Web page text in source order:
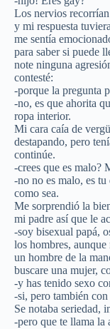
Los nervios
y mi respuesta
me sentía
para saber si puede
note ninguna
contesté:
-porque la pregunta
-no, es que ahorita
ropa interior.
Mi cara caía de
destapando, pero
continúe.
-crees que es malo?
-no no es malo, es
como sea.
Me sorprendió la
mi padre así que le
-soy bisexual papá,
los hombres,
un hombre de la
buscare una mujer,
-y has tenido sexo
-si, pero también con
Se notaba seriedad,
-pero que te llama la